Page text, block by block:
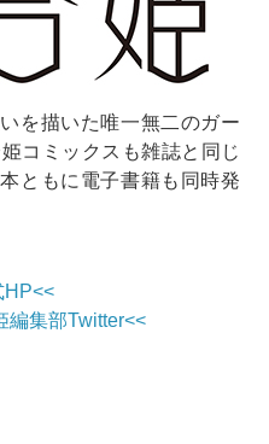
を描いた唯一無二のガー
コミックスも雑誌と同じ
ともに電子書籍も同時発
HP<<
編集部Twitter<<